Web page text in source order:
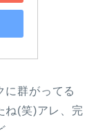
に群がってる
ね(笑)アレ、完